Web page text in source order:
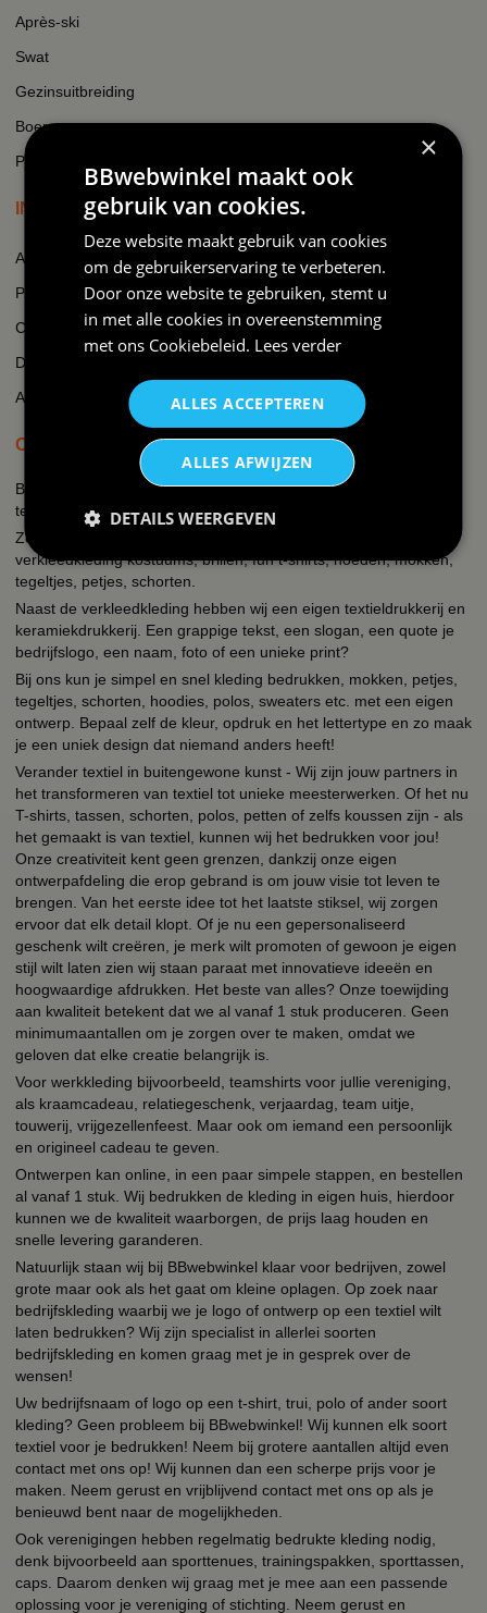
Après-ski
Swat
Gezinsuitbreiding
Boer
Padel
INFORMATIE
Algemene voorwaarden
Privacy
Cookie beleid
Disclaimer
AI-transparantieverklaring
OVER BBWEBWINKEL.NL
BBwebwinkel is een webshop die zich richt op alles wat met feest
te maken heeft en bedrukking van textiel en keramiek!
Zo kun je bij ons terecht voor een uitgebreid assortiment
verkleedkleding kostuums, brillen, fun t-shirts, hoeden, mokken,
tegeltjes, petjes, schorten.
Naast de verkleedkleding hebben wij een eigen textieldrukkerij en
keramiekdrukkerij. Een grappige tekst, een slogan, een quote je
bedrijfslogo, een naam, foto of een unieke print?
Bij ons kun je simpel en snel kleding bedrukken, mokken, petjes,
tegeltjes, schorten, hoodies, polos, sweaters etc. met een eigen
ontwerp. Bepaal zelf de kleur, opdruk en het lettertype en zo maak
je een uniek design dat niemand anders heeft!
Verander textiel in buitengewone kunst - Wij zijn jouw partners in
het transformeren van textiel tot unieke meesterwerken. Of het nu
T-shirts, tassen, schorten, polos, petten of zelfs koussen zijn - als
het gemaakt is van textiel, kunnen wij het bedrukken voor jou!
Onze creativiteit kent geen grenzen, dankzij onze eigen
ontwerpafdeling die erop gebrand is om jouw visie tot leven te
brengen. Van het eerste idee tot het laatste stiksel, wij zorgen
ervoor dat elk detail klopt. Of je nu een gepersonaliseerd
geschenk wilt creëren, je merk wilt promoten of gewoon je eigen
stijl wilt laten zien wij staan paraat met innovatieve ideeën en
hoogwaardige afdrukken. Het beste van alles? Onze toewijding
aan kwaliteit betekent dat we al vanaf 1 stuk produceren. Geen
minimumaantallen om je zorgen over te maken, omdat we
geloven dat elke creatie belangrijk is.
Voor werkkleding bijvoorbeeld, teamshirts voor jullie vereniging,
als kraamcadeau, relatiegeschenk, verjaardag, team uitje,
touwerij, vrijgezellenfeest. Maar ook om iemand een persoonlijk
en origineel cadeau te geven.
Ontwerpen kan online, in een paar simpele stappen, en bestellen
al vanaf 1 stuk. Wij bedrukken de kleding in eigen huis, hierdoor
kunnen we de kwaliteit waarborgen, de prijs laag houden en
snelle levering garanderen.
Natuurlijk staan wij bij BBwebwinkel klaar voor bedrijven, zowel
grote maar ook als het gaat om kleine oplagen. Op zoek naar
bedrijfskleding waarbij we je logo of ontwerp op een textiel wilt
laten bedrukken? Wij zijn specialist in allerlei soorten
bedrijfskleding en komen graag met je in gesprek over de
wensen!
Uw bedrijfsnaam of logo op een t-shirt, trui, polo of ander soort
kleding? Geen probleem bij BBwebwinkel! Wij kunnen elk soort
textiel voor je bedrukken! Neem bij grotere aantallen altijd even
contact met ons op! Wij kunnen dan een scherpe prijs voor je
maken. Neem gerust en vrijblijvend contact met ons op als je
benieuwd bent naar de mogelijkheden.
Ook verenigingen hebben regelmatig bedrukte kleding nodig,
denk bijvoorbeeld aan sporttenues, trainingspakken, sporttassen,
caps. Daarom denken wij graag met je mee aan een passende
oplossing voor je vereniging of stichting. Neem gerust en
×
BBwebwinkel maakt ook
gebruik van cookies.
Deze website maakt gebruik van cookies
om de gebruikerservaring te verbeteren.
Door onze website te gebruiken, stemt u
in met alle cookies in overeenstemming
met ons Cookiebeleid. Lees verder
ALLES ACCEPTEREN
ALLES AFWIJZEN
DETAILS WEERGEVEN